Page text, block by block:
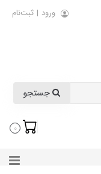
ورود | ثبت‌نام
0